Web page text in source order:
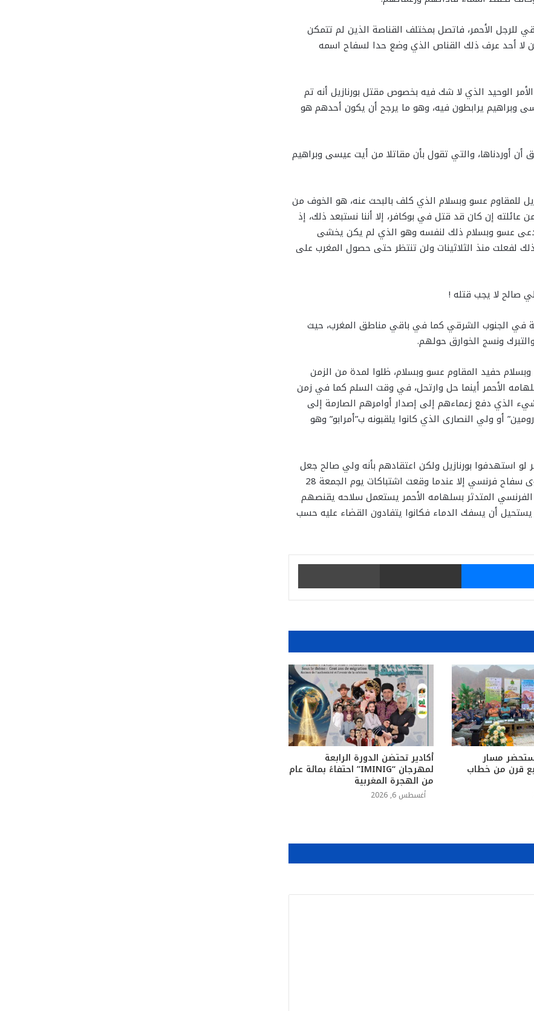
الأحمر، فاتصل بمختلف القناصة الذين لم تتمكن
لا أحد عرف ذلك القناص الذي وضع حدا لسفاح اسمه
الوحيد الذي لا شك فيه بخصوص مقتل بورنازيل أنه تم
وبراهيم يرابطون فيه، وهو ما يرجح أن يكون أحدهم هو
أوردناها، والتي تقول بأن مقاتلا من أيت عيسى وبراهيم
للمقاوم عسو وبسلام الذي كلف بالبحث عنه، هو الخوف من
إن كان قد قتل في بوكافر، إلا أننا نستبعد ذلك، إذ
عسو وبسلام ذلك لنفسه وهو الذي لم يكن يخشى
لفعلت منذ الثلاثينات ولن تنتظر حتى حصول المغرب على
صالح لا يجب قتله !
في الجنوب الشرقي كما في باقي مناطق المغرب، حيث
ونسج الخوارق حولهم.
حفيد المقاوم عسو وبسلام، ظلوا لمدة من الزمن
الأحمر أينما حل وارتحل، في وقت السلم كما في زمن
الذي دفع زعماءهم إلى إصدار أوامرهم الصارمة إلى
أو ولي النصارى الذي كانوا يلقبونه ب”أمرابو” وهو
استهدفوا بورنازيل ولكن اعتقادهم بأنه ولي صالح جعل
المعركة تطول، إذ لم يتفطنوا إلى أن بورنازيل لم يكن سوى سفاح فرنسي إلا عندما وقعت اشتباكات يوم الجمعة 28
الفرنسي المتدثر بسلهامه الأحمر يستعمل سلاحه يقنصهم
أن يسفك الدماء فكانوا يتفادون القضاء عليه حسب
ماسنجر مشاركة عبر البريد
مسار
قرن من خطاب
أكادير تحتضن الدورة الرابعة
لمهرجان “IMINIG” احتفاءً بمائة عام
من الهجرة المغربية
أغسطس 6, 2026